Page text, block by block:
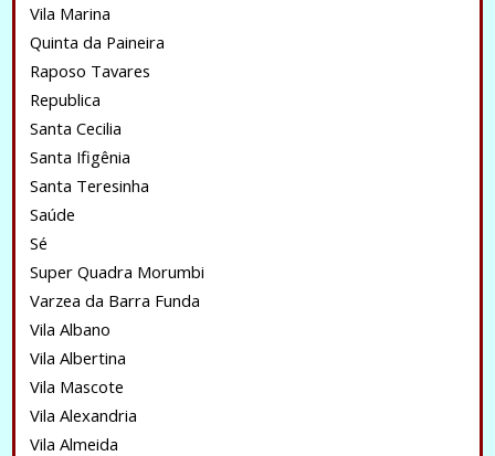
Vila Marina
Quinta da Paineira
Raposo Tavares
Republica
Santa Cecilia
Santa Ifigênia
Santa Teresinha
Saúde
Sé
Super Quadra Morumbi
Varzea da Barra Funda
Vila Albano
Vila Albertina
Vila Mascote
Vila Alexandria
Vila Almeida